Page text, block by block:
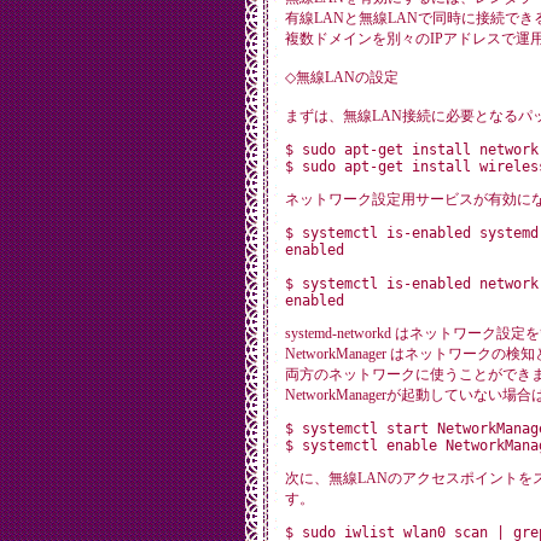
有線LANと無線LANで同時に接続でき
複数ドメインを別々のIPアドレスで運
◇無線LANの設定
まずは、無線LAN接続に必要となるパ
$ sudo apt-get install network-
ネットワーク設定用サービスが有効に
$ systemctl is-enabled
enabled
$ systemctl is-enabled network-
systemd-networkd はネットワーク設定
NetworkManager はネットワークの検
両方のネットワークに使うことができ
NetworkManagerが起動していない場合
$ systemctl start
次に、無線LANのアクセスポイントを
す。
$ sudo iwlist wlan0 scan | grep